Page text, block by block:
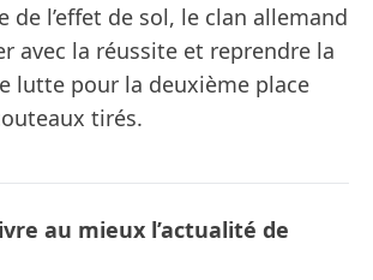
de l’effet de sol, le clan allemand
avec la réussite et reprendre la
lutte pour la deuxième place
tirés.
au mieux l’actualité de